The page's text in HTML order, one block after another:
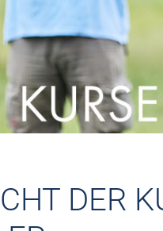
DER